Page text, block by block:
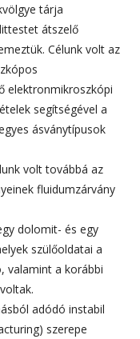
tárja
átszelő
Célunk volt az
elektronmikroszkópi
segítségével a
ásványtípusok
volt továbbá az
fluidumzárvány
dolomit- és egy
szülőoldatai a
valamint a korábbi
adódó instabil
szerepe